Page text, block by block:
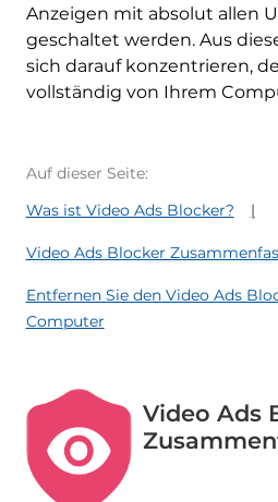
Anzeigen mit absolut allen
geschaltet werden. Aus
sich darauf konzentrieren,
vollständig von Ihrem
Auf dieser Seite:
Was ist Video Ads Blocker?
Video Ads Blocker
Entfernen Sie den Video Ads
Computer
Video Ads